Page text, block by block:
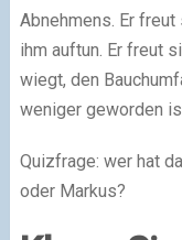
Abnehmens. Er
ihm auftun. Er freut
wiegt, den
weniger geworden
Quizfrage: wer hat
oder Markus?